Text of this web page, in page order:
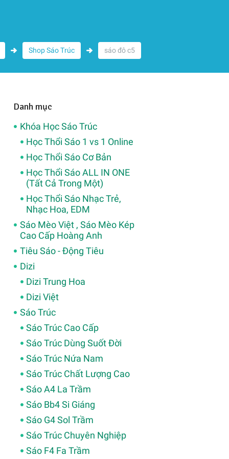
Shop Sáo Trúc sáo đô c5
Danh mục
Khóa Học Sáo Trúc
Học Thổi Sáo 1 vs 1 Online
Học Thổi Sáo Cơ Bản
Học Thổi Sáo ALL IN ONE
(Tất Cả Trong Một)
Học Thổi Sáo Nhạc Trẻ,
Nhạc Hoa, EDM
Sáo Mèo Việt , Sáo Mèo Kép
Cao Cấp Hoàng Anh
Tiêu Sáo - Động Tiêu
Dizi
Dizi Trung Hoa
Dizi Việt
Sáo Trúc
Sáo Trúc Cao Cấp
Sáo Trúc Dùng Suốt Đời
Sáo Trúc Nứa Nam
Sáo Trúc Chất Lượng Cao
Sáo A4 La Trầm
Sáo Bb4 Si Giáng
Sáo G4 Sol Trầm
Sáo Trúc Chuyên Nghiệp
Sáo F4 Fa Trầm